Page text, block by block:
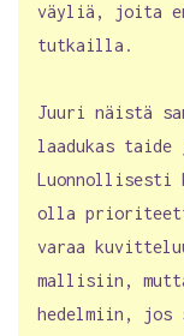
väyliä, joita
tutkailla.
Juuri näistä
laadukas
olla
varaa
mallisiin,
hedelmiin,